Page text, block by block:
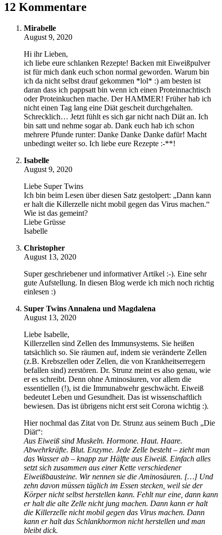
12 Kommentare
Mirabelle
August 9, 2020
Hi ihr Lieben,
ich liebe eure schlanken Rezepte! Backen mit Eiweißpulver
ist für mich dank euch schon normal geworden. Warum bin
ich da nicht selbst drauf gekommen *lol* :) am besten ist
daran dass ich pappsatt bin wenn ich einen Proteinnachtisch
oder Proteinkuchen mache. Der HAMMER! Früher hab ich
nicht einen Tag lang eine Diät gescheit durchgehalten.
Schrecklich… Jetzt fühlt es sich gar nicht nach Diät an. Ich
bin satt und nehme sogar ab. Dank euch hab ich schon
mehrere Pfunde runter: Danke Danke Danke dafür! Macht
unbedingt weiter so. Ich liebe eure Rezepte :-**!
Isabelle
August 9, 2020
Liebe Super Twins
Ich bin beim Lesen über diesen Satz gestolpert: „Dann kann
er halt die Killerzelle nicht mobil gegen das Virus machen.“
Wie ist das gemeint?
Liebe Grüsse
Isabelle
Christopher
August 13, 2020
Super geschriebener und informativer Artikel :-). Eine sehr
gute Aufstellung. In diesen Blog werde ich mich noch richtig
einlesen :)
Super Twins Annalena und Magdalena
August 13, 2020
Liebe Isabelle,
Killerzellen sind Zellen des Immunsystems. Sie heißen
tatsächlich so. Sie räumen auf, indem sie veränderte Zellen
(z.B. Krebszellen oder Zellen, die von Krankheitserregern
befallen sind) zerstören. Dr. Strunz meint es also genau, wie
er es schreibt. Denn ohne Aminosäuren, vor allem die
essentiellen (!), ist die Immunabwehr geschwächt. Eiweiß
bedeutet Leben und Gesundheit. Das ist wissenschaftlich
bewiesen. Das ist übrigens nicht erst seit Corona wichtig :).
Hier nochmal das Zitat von Dr. Strunz aus seinem Buch „Die
Diät“:
Aus Eiweiß sind Muskeln. Hormone. Haut. Haare.
Abwehrkräfte. Blut. Enzyme. Jede Zelle besteht – zieht man
das Wasser ab – knapp zur Hälfte aus Eiweiß. Einfach alles
setzt sich zusammen aus einer Kette verschiedener
Eiweißbausteine. Wir nennen sie die Aminosäuren. […] Und
zehn davon müssen täglich im Essen stecken, weil sie der
Körper nicht selbst herstellen kann. Fehlt nur eine, dann kann
er halt die alte Zelle nicht jung machen. Dann kann er halt
die Killerzelle nicht mobil gegen das Virus machen. Dann
kann er halt das Schlankhormon nicht herstellen und man
bleibt dick.